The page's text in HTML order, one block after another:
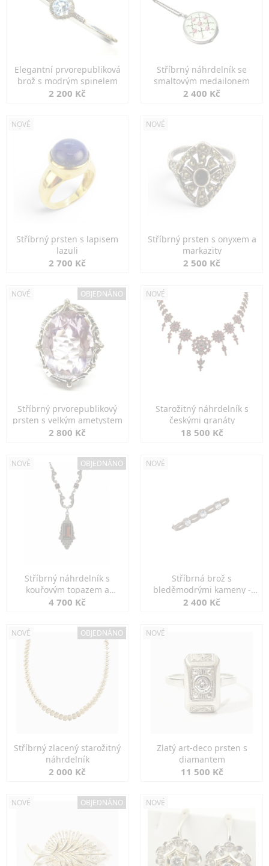
Elegantní prvorepubliková
brož s modrým spinelem
2 200 Kč
Stříbrný náhrdelník se
smaltovým medailonem
2 400 Kč
NOVÉ
Stříbrný prsten s lapisem
lazuli
2 700 Kč
NOVÉ
Stříbrný prsten s onyxem a
markazity
2 500 Kč
NOVÉ OBJEDNÁNO
Stříbrný prvorepublikový
prsten s velkým ametystem
2 800 Kč
NOVÉ
Starožitný náhrdelník s
českými granáty
18 500 Kč
NOVÉ OBJEDNÁNO
Stříbrný náhrdelník s
kouřovým topazem a
markazity
4 700 Kč
NOVÉ
Stříbrná brož s
bleděmodrými kameny -
jemná elegance
2 400 Kč
NOVÉ OBJEDNÁNO
Stříbrný zlacený starožitný
náhrdelník
2 000 Kč
NOVÉ
Zlatý art-deco prsten s
diamantem
11 500 Kč
NOVÉ OBJEDNÁNO NOVÉ